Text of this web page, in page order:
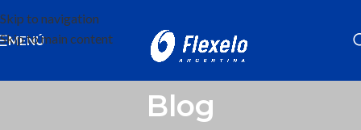
Skip to navigation
Skip to main content
MENÚ
Blog